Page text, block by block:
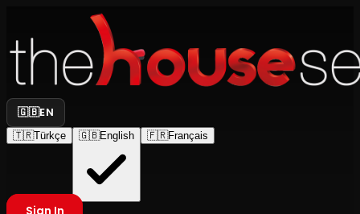
🇬🇧EN
🇹🇷Türkçe 🇬🇧English 🇫🇷Français
Sign In